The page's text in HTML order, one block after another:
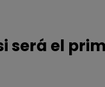
será el